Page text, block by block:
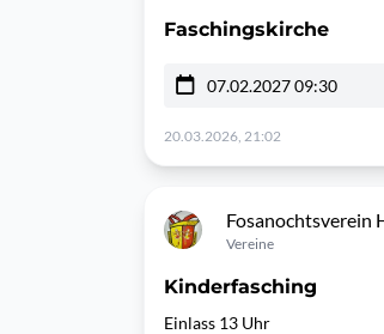
Faschingskirche
07.02.2027 09:30
20.03.2026, 21:02
Fosanochtsverein
Vereine
Kinderfasching
Einlass 13 Uhr